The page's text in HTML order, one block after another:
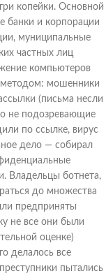
копейки. Основной
банки и корпорации
муниципальные
частных лиц
компьютеров
методом: мошенники
(письма несли
не подозревающие
по ссылке, вирус
дело — собирал
Владельцы ботнета,
до множества
предприняты
не все они были
оценке)
делалось все
пытались